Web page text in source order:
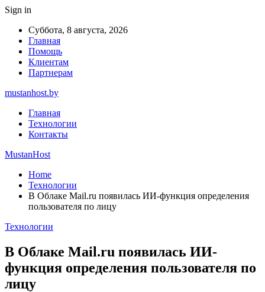
Sign in
Суббота, 8 августа, 2026
Главная
Помощь
Клиентам
Партнерам
mustanhost.by
Главная
Технологии
Контакты
MustanHost
Home
Технологии
В Облаке Mail.ru появилась ИИ-функция определения
пользователя по лицу
Технологии
В Облаке Mail.ru появилась ИИ-
функция определения пользователя по
лицу